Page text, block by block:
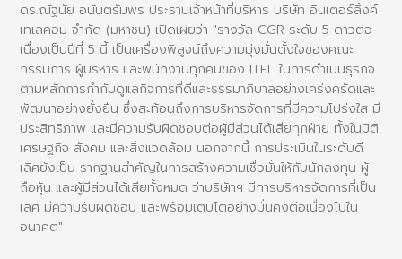
ดร.ณัฐนัย อนันตรัมพร ประธานเจ้าหน้าที่บริหาร บริษัท อินเตอร์ลิ้งค์
เทเลคอม จำกัด (มหาชน) เปิดเผยว่า "รางวัล CGR ระดับ 5 ดาวต่อ
เนื่องเป็นปีที่ 5 นี้ เป็นเครื่องพิสูจน์ถึงความมุ่งมั่นตั้งใจของคณะ
กรรมการ ผู้บริหาร และพนักงานทุกคนของ ITEL ในการดำเนินธุรกิจ
ตามหลักการกำกับดูแลกิจการที่ดีและธรรมาภิบาลอย่างเคร่งครัดและ
พัฒนาอย่างยั่งยืน ซึ่งสะท้อนถึงการบริหารจัดการที่มีความโปร่งใส มี
ประสิทธิภาพ และมีความรับผิดชอบต่อผู้มีส่วนได้เสียทุกฝ่าย ทั้งในมิติ
เศรษฐกิจ สังคม และสิ่งแวดล้อม นอกจากนี้ การประเมินในระดับดี
เลิศยังเป็น รากฐานสำคัญในการสร้างความเชื่อมั่นให้กับนักลงทุน ผู้
ถือหุ้น และผู้มีส่วนได้เสียทั้งหมด ว่าบริษัทฯ มีการบริหารจัดการที่เป็น
เลิศ มีความรับผิดชอบ และพร้อมเติบโตอย่างมั่นคงต่อเนื่องไปใน
อนาคต"